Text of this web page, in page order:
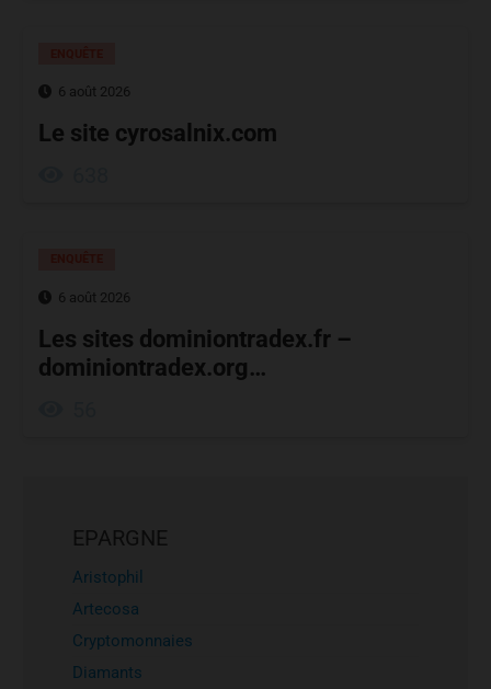
6 août 2026
Le site cyrosalnix.com
6 août 2026
Les sites dominiontradex.fr –
dominiontradex.org…
EPARGNE
Aristophil
Artecosa
Cryptomonnaies
Diamants